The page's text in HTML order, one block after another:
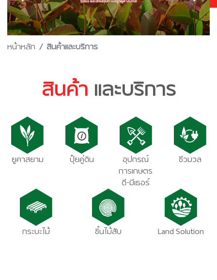
หน้าหลัก สินค้าและบริการ
สินค้า และบริการ
ยูคาสยาม ปุ๋ยคู่ดิน
อุปกรณ์
การเกษตร
ดี-มีเธอร์
ชีวมวล
กระบะไม้ ชิ้นไม้สับ Land Solution